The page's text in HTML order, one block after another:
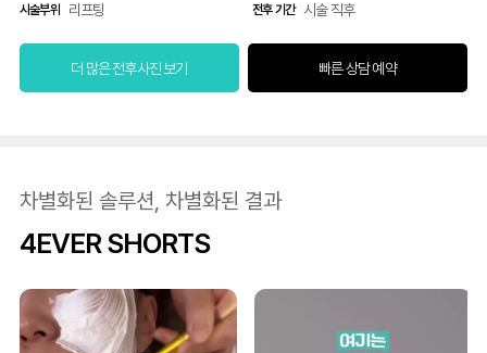
시술부위 리프팅 전후 기간 시술 직후
시술부위 리프팅 전후 기간 시술 직후
시술부위 리프팅 전후 기간 시술 직후
시술부위 리프팅 전후 기간 시술 직후
시술부위 리프팅 전후 기간 시술 직후
시술부위 리프팅 전후 기간 시술 직후
더 많은 전후사진 보기 빠른 상담 예약
차별화된 솔루션, 차별화된 결과
4EVER SHORTS